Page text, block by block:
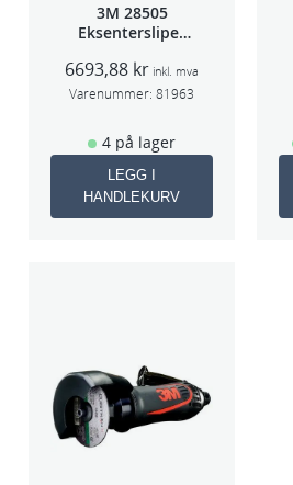
3M 28505
Eksentersliper
2,5mm slag
75mm
6693,88 kr inkl. mva
Varenummer: 81963
4 på lager
LEGG I
HANDLEKURV